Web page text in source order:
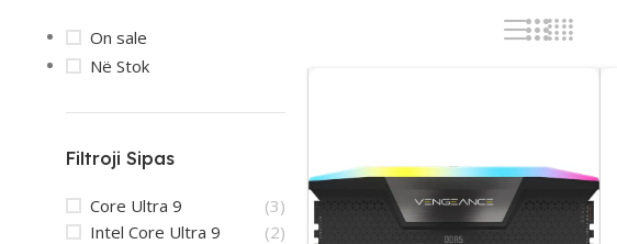
On sale
Në Stok
Filtroji Sipas
Core Ultra 9
(3)
Intel Core Ultra 9
(2)